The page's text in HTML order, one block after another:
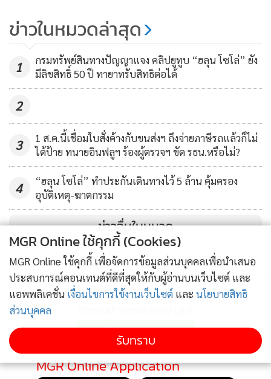
62,410
โฆษณาล้อเลียนฉวัดเฉวียน กลุ่มคน
รักสถาบันเตรียมบุกเอ็มควอเทียร์
ข่าวในหมวดล่าสุด
1
กรมทรัพย์สินทางปัญญาแจง คลิปยูทูบ “ฮลุน โซโล่” ยัง
มีลิขสิทธิ์ 50 ปี ทายาทรับสิทธิต่อได้
2
3
1 ส.ค.นี้เชื่อมใบสั่งค้างกับขนส่งฯ ถึงจ่ายภาษีรถแล้วก็ไม่
ได้ป้าย ทนายอินฟลูฯ ร้องผู้ตรวจฯ ขัด รธน.หรือไม่?
4
“ฮลุน โซโล่” ทำประกันเดินทางไว้ 5 ล้าน คุ้มครอง
อุบัติเหตุ-ฆาตกรรม
ข่าวอื่นในหมวด
MGR Online Application
MGR Online ใช้คุกกี้ (Cookies)
MGR Online ใช้คุกกี้ เพื่อจัดการข้อมูลส่วนบุคคลเพื่อนำเสนอ
ประสบการณ์คอนเทนต์ที่ดีที่สุดให้กับผู้อ่านบนเว็บไซต์ และ
แอพพลิเคชั่น เงื่อนไขการใช้งานเว็บไซต์ และ นโยบายสิทธิ
ส่วนบุคคล
รับทราบ